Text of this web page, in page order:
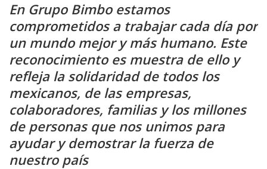
En Grupo Bimbo estamos
comprometidos a trabajar cada día por
un mundo mejor y más humano. Este
reconocimiento es muestra de ello y
refleja la solidaridad de todos los
mexicanos, de las empresas,
colaboradores, familias y los millones
de personas que nos unimos para
ayudar y demostrar la fuerza de
nuestro país